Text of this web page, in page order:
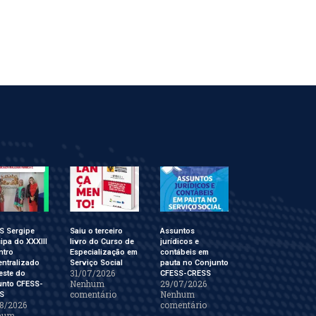
Sergipe
do XXXIII
do
CFESS-
2026
Saiu o terceiro
livro do Curso de
Especialização em
Serviço Social
31/07/2026
Nenhum
comentário
Assuntos
jurídicos e
contábeis em
pauta no Conjunto
CFESS-CRESS
29/07/2026
Nenhum
comentário